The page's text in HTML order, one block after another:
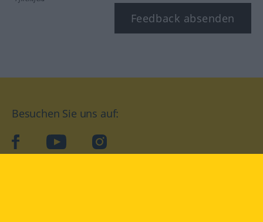
Feedback absenden
Besuchen Sie uns auf:
facebookYouTube Instagram